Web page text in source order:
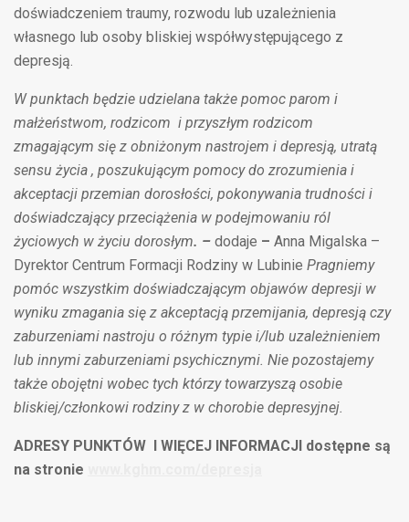
doświadczeniem traumy, rozwodu lub uzależnienia
własnego lub osoby bliskiej współwystępującego z
depresją.
W punktach będzie udzielana także pomoc parom i
małżeństwom, rodzicom i przyszłym rodzicom
zmagającym się z obniżonym nastrojem i depresją, utratą
sensu życia , poszukującym pomocy do zrozumienia i
akceptacji przemian dorosłości, pokonywania trudności i
doświadczający przeciążenia w podejmowaniu ról
życiowych w życiu dorosłym. – dodaje – Anna Migalska –
Dyrektor Centrum Formacji Rodziny w Lubinie Pragniemy
pomóc wszystkim doświadczającym objawów depresji w
wyniku zmagania się z akceptacją przemijania, depresją czy
zaburzeniami nastroju o różnym typie i/lub uzależnieniem
lub innymi zaburzeniami psychicznymi. Nie pozostajemy
także obojętni wobec tych którzy towarzyszą osobie
bliskiej/członkowi rodziny z w chorobie depresyjnej.
ADRESY PUNKTÓW I WIĘCEJ INFORMACJI dostępne są
na stronie